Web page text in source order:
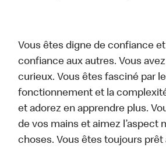
Vous êtes digne de confiance
confiance aux autres. Vous
curieux. Vous êtes fasciné par le
fonctionnement et la
et adorez en apprendre plus.
de vos mains et aimez l’aspect
choses. Vous êtes toujours prêt